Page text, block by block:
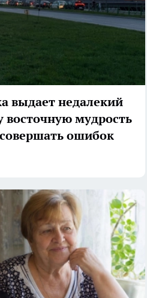
выдает недалекий
восточную мудрость
ошибок